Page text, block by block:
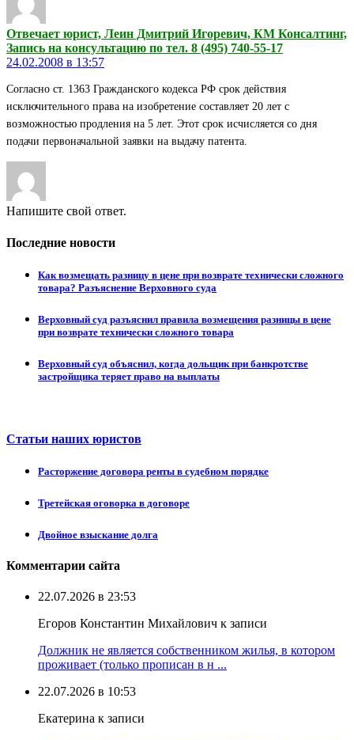
Отвечает юрист, Леин Дмитрий Игоревич, КМ Консалтинг,
Запись на консультацию по тел. 8 (495) 740-55-17
24.02.2008 в 13:57
Согласно ст. 1363 Гражданского кодекса РФ срок действия
исключительного права на изобретение составляет 20 лет с
возможностью продления на 5 лет. Этот срок исчисляется со дня
подачи первоначальной заявки на выдачу патента.
Напишите свой ответ.
Последние новости
Как возмещать разницу в цене при возврате технически сложного
товара? Разъяснение Верховного суда
Верховный суд разъяснил правила возмещения разницы в цене
при возврате технически сложного товара
Верховный суд объяснил, когда дольщик при банкротстве
застройщика теряет право на выплаты
Статьи наших юристов
Расторжение договора ренты в судебном порядке
Третейская оговорка в договоре
Двойное взыскание долга
Комментарии сайта
22.07.2026 в 23:53
Егоров Константин Михайлович к записи
Должник не является собственником жилья, в котором
проживает (только прописан в н ...
22.07.2026 в 10:53
Екатерина к записи